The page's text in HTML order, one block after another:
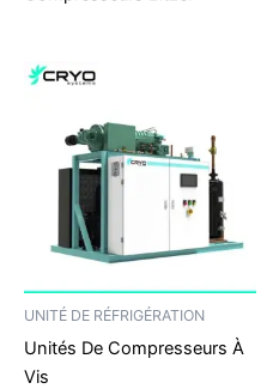
UNITÉ DE RÉFRIGÉRATION
Unités De Compresseurs À
Vis